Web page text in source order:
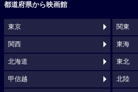
都道府県から映画館
東京 関東
関西 東海
北海道 東北
甲信越 北陸